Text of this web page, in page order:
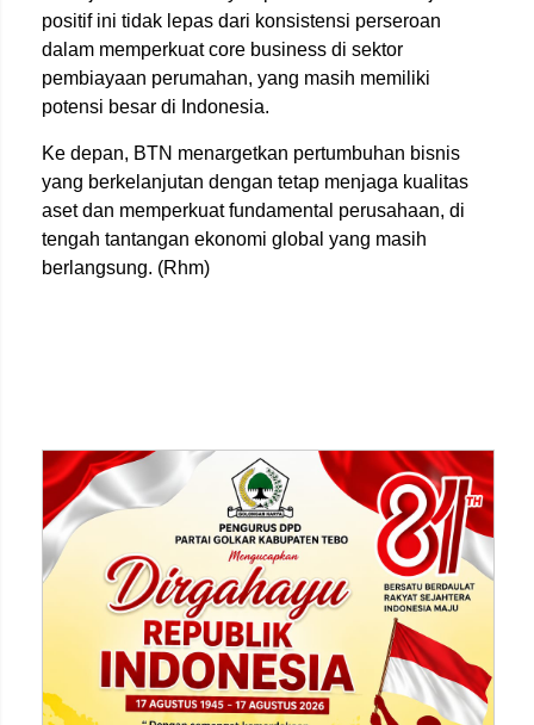
positif ini tidak lepas dari konsistensi perseroan
dalam memperkuat core business di sektor
pembiayaan perumahan, yang masih memiliki
potensi besar di Indonesia.
Ke depan, BTN menargetkan pertumbuhan bisnis
yang berkelanjutan dengan tetap menjaga kualitas
aset dan memperkuat fundamental perusahaan, di
tengah tantangan ekonomi global yang masih
berlangsung. (Rhm)